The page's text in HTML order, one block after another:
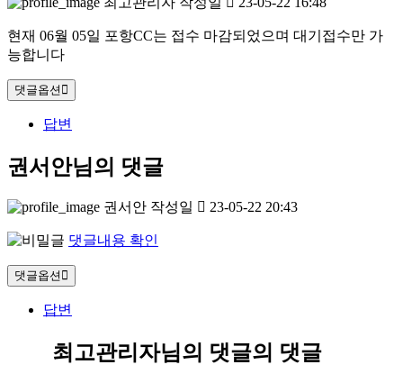
현재 06월 05일 포항CC는 접수 마감되었으며 대기접수만 가
능합니다
댓글옵션
답변
권서안님의 댓글
권서안 작성일 23-05-22 20:43
댓글내용 확인
댓글옵션
답변
최고관리자님의 댓글의 댓글